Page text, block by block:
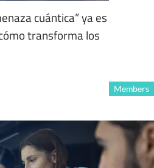
cuántica” ya es
transforma los
Members